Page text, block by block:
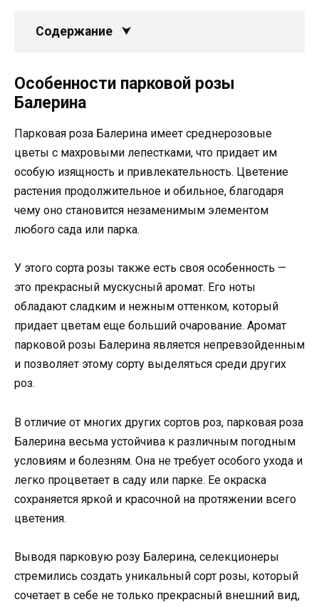
Содержание
Особенности парковой розы
Балерина
Парковая роза Балерина имеет среднерозовые
цветы с махровыми лепестками, что придает им
особую изящность и привлекательность. Цветение
растения продолжительное и обильное, благодаря
чему оно становится незаменимым элементом
любого сада или парка.
У этого сорта розы также есть своя особенность —
это прекрасный мускусный аромат. Его ноты
обладают сладким и нежным оттенком, который
придает цветам еще больший очарование. Аромат
парковой розы Балерина является непревзойденным
и позволяет этому сорту выделяться среди других
роз.
В отличие от многих других сортов роз, парковая роза
Балерина весьма устойчива к различным погодным
условиям и болезням. Она не требует особого ухода и
легко процветает в саду или парке. Ее окраска
сохраняется яркой и красочной на протяжении всего
цветения.
Выводя парковую розу Балерина, селекционеры
стремились создать уникальный сорт розы, который
сочетает в себе не только прекрасный внешний вид,